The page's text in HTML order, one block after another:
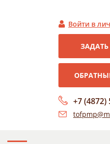
+7 (4872)
Войти в